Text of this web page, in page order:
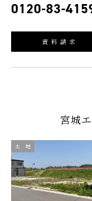
0120-83-
資料請求
宮城
土 地